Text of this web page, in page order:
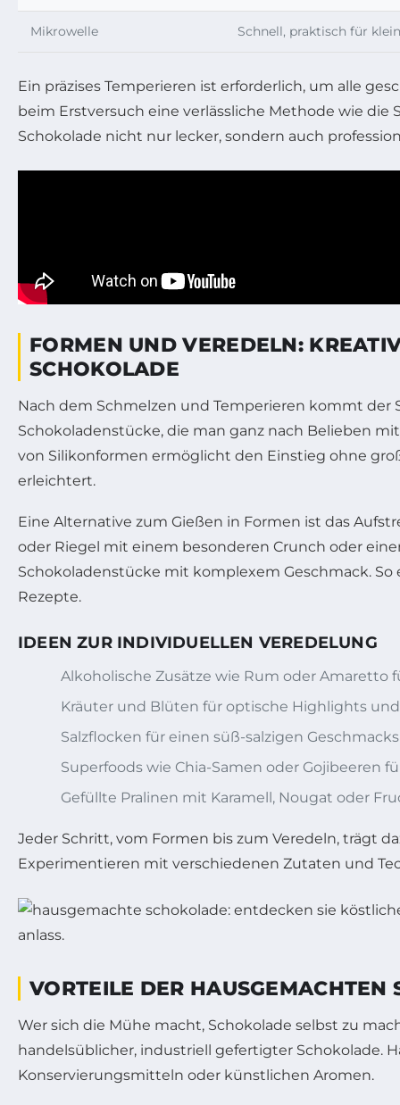
Mikrowelle Schnell, praktisch für
Ein präzises Temperieren ist erforderlich, um alle
beim Erstversuch eine verlässliche Methode wie die
Schokolade nicht nur lecker, sondern auch
FORMEN UND VEREDELN:
SCHOKOLADE
Nach dem Schmelzen und Temperieren kommt der
Schokoladenstücke, die man ganz nach Belieben
von Silikonformen ermöglicht den Einstieg ohne
erleichtert.
Eine Alternative zum Gießen in Formen ist das
oder Riegel mit einem besonderen Crunch oder
Schokoladenstücke mit komplexem Geschmack.
Rezepte.
IDEEN ZUR INDIVIDUELLEN VEREDELUNG
Alkoholische Zusätze wie Rum oder Amaretto
Kräuter und Blüten für optische Highlights
Salzflocken für einen süß-salzigen
Superfoods wie Chia-Samen oder Gojibeeren
Gefüllte Pralinen mit Karamell, Nougat oder
Jeder Schritt, vom Formen bis zum Veredeln, trägt
Experimentieren mit verschiedenen Zutaten und
VORTEILE DER
Wer sich die Mühe macht, Schokolade selbst zu
handelsüblicher, industriell gefertigter Schokolade.
Konservierungsmitteln oder künstlichen Aromen.